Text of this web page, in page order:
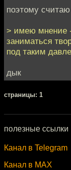
поэтому
> имею мнение
заниматься
под таким
дык
cтраницы: 1
полезные ссылки
Канал в Telegram
Канал в MAX